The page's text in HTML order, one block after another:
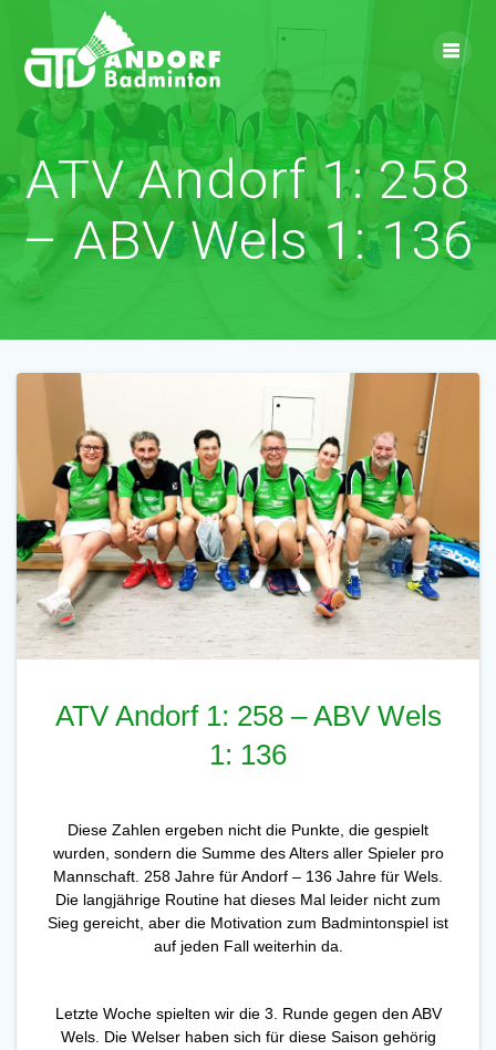
ATV Andorf 1: 258
– ABV Wels 1: 136
ATV Andorf 1: 258 – ABV Wels
1: 136
Diese Zahlen ergeben nicht die Punkte, die gespielt
wurden, sondern die Summe des Alters aller Spieler pro
Mannschaft. 258 Jahre für Andorf – 136 Jahre für Wels.
Die langjährige Routine hat dieses Mal leider nicht zum
Sieg gereicht, aber die Motivation zum Badmintonspiel ist
auf jeden Fall weiterhin da.
Letzte Woche spielten wir die 3. Runde gegen den ABV
Wels. Die Welser haben sich für diese Saison gehörig